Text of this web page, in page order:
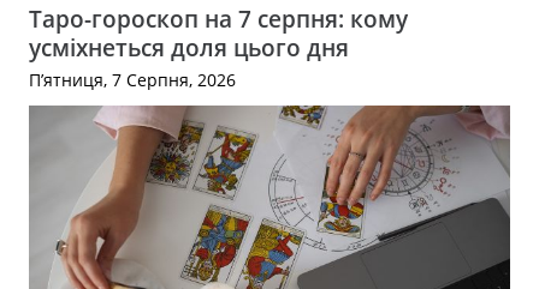
Таро-гороскоп на 7 серпня: кому
усміхнеться доля цього дня
П’ятниця, 7 Серпня, 2026